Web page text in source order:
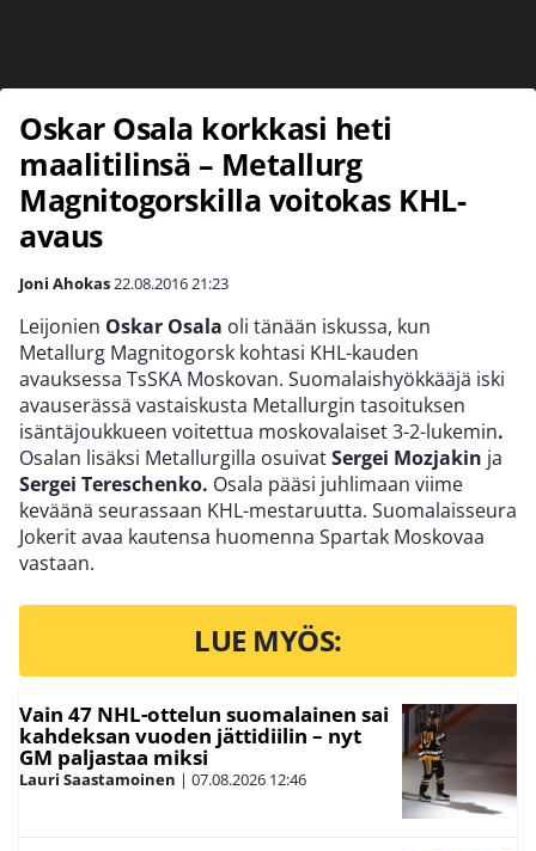
Oskar Osala korkkasi heti
maalitilinsä – Metallurg
Magnitogorskilla voitokas KHL-
avaus
Joni Ahokas22.08.201621:23
Leijonien Oskar Osala oli tänään iskussa, kun
Metallurg Magnitogorsk kohtasi KHL-kauden
avauksessa TsSKA Moskovan. Suomalaishyökkääjä iski
avauserässä vastaiskusta Metallurgin tasoituksen
isäntäjoukkueen voitettua moskovalaiset 3-2-lukemin.
Osalan lisäksi Metallurgilla osuivatSergei Mozjakin ja
Sergei Tereschenko. Osala pääsi juhlimaan viime
keväänä seurassaan KHL-mestaruutta. Suomalaisseura
Jokerit avaa kautensa huomenna Spartak Moskovaa
vastaan.
LUE MYÖS:
Vain 47 NHL-ottelun suomalainen sai
kahdeksan vuoden jättidiilin – nyt
GM paljastaa miksi
Lauri Saastamoinen | 07.08.2026 12:46